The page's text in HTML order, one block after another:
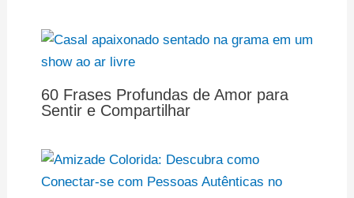
60 Frases Profundas de Amor para
Sentir e Compartilhar